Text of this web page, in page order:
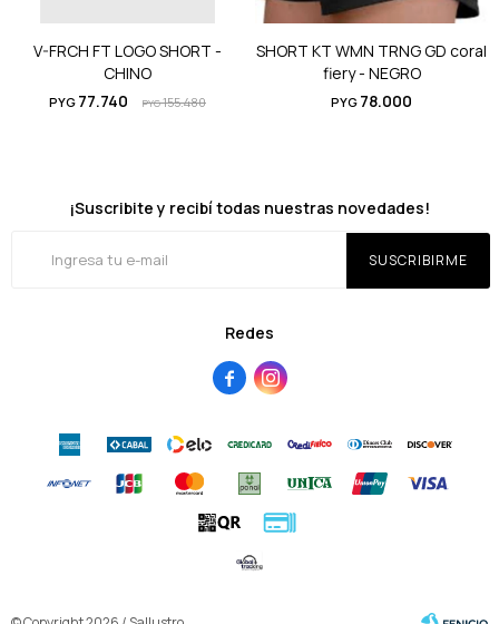
V-FRCH FT LOGO SHORT -
CHINO
PYG 77.740 PYG155.480
SHORT KT WMN TRNG GD coral
fiery - NEGRO
PYG 78.000
Redes
 
¡Suscribite y recibí todas nuestras novedades!
SUSCRIBIRME